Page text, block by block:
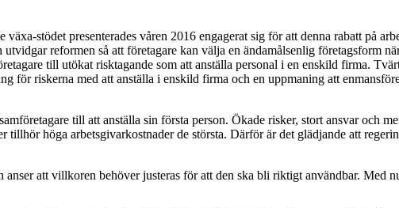
växa-stödet presenterades våren 2016 engagerat sig för att denna rabatt på
reformen så att företagare kan välja en ändamålsenlig företagsform
till utökat risktagande som att anställa personal i en enskild firma.
för riskerna med att anställa i enskild firma och en uppmaning att
till att anställa sin första person. Ökade risker, stort ansvar och
tillhör höga arbetsgivarkostnader de största. Därför är det glädjande att
att villkoren behöver justeras för att den ska bli riktigt användbar. Med